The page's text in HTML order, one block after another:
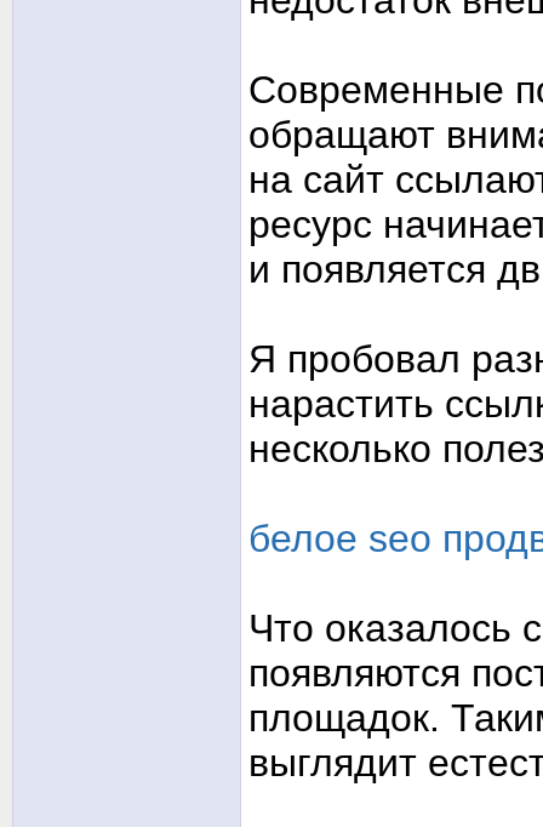
Современные
обращают
на сайт
ресурс
и появляется
Я пробовал
нарастить
несколько
белое seo
Что
появляются
площадок.
выглядит